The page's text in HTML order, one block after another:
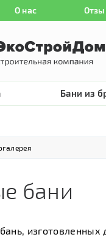
О нас
Бани из
бани
изготовленных